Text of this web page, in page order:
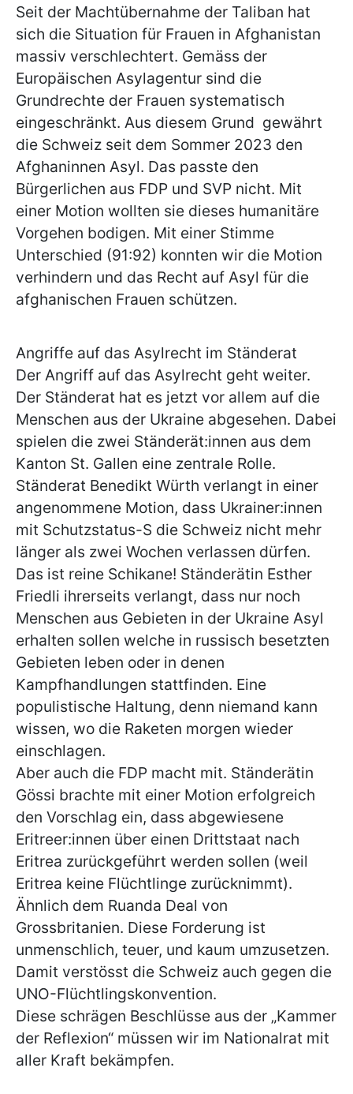
Seit der Machtübernahme der Taliban hat
sich die Situation für Frauen in Afghanistan
massiv verschlechtert. Gemäss der
Europäischen Asylagentur sind die
Grundrechte der Frauen systematisch
eingeschränkt. Aus diesem Grund gewährt
die Schweiz seit dem Sommer 2023 den
Afghaninnen Asyl. Das passte den
Bürgerlichen aus FDP und SVP nicht. Mit
einer Motion wollten sie dieses humanitäre
Vorgehen bodigen. Mit einer Stimme
Unterschied (91:92) konnten wir die Motion
verhindern und das Recht auf Asyl für die
afghanischen Frauen schützen.
Angriffe auf das Asylrecht im Ständerat
Der Angriff auf das Asylrecht geht weiter.
Der Ständerat hat es jetzt vor allem auf die
Menschen aus der Ukraine abgesehen. Dabei
spielen die zwei Ständerät:innen aus dem
Kanton St. Gallen eine zentrale Rolle.
Ständerat Benedikt Würth verlangt in einer
angenommene Motion, dass Ukrainer:innen
mit Schutzstatus-S die Schweiz nicht mehr
länger als zwei Wochen verlassen dürfen.
Das ist reine Schikane! Ständerätin Esther
Friedli ihrerseits verlangt, dass nur noch
Menschen aus Gebieten in der Ukraine Asyl
erhalten sollen welche in russisch besetzten
Gebieten leben oder in denen
Kampfhandlungen stattfinden. Eine
populistische Haltung, denn niemand kann
wissen, wo die Raketen morgen wieder
einschlagen.
Aber auch die FDP macht mit. Ständerätin
Gössi brachte mit einer Motion erfolgreich
den Vorschlag ein, dass abgewiesene
Eritreer:innen über einen Drittstaat nach
Eritrea zurückgeführt werden sollen (weil
Eritrea keine Flüchtlinge zurücknimmt).
Ähnlich dem Ruanda Deal von
Grossbritanien. Diese Forderung ist
unmenschlich, teuer, und kaum umzusetzen.
Damit verstösst die Schweiz auch gegen die
UNO-Flüchtlingskonvention.
Diese schrägen Beschlüsse aus der „Kammer
der Reflexion“ müssen wir im Nationalrat mit
aller Kraft bekämpfen.